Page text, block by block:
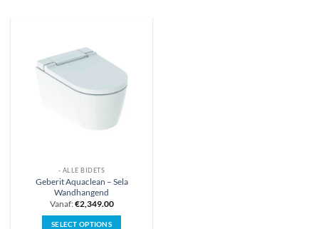
- ALLE BIDETS
Geberit Aquaclean – Sela
Wandhangend
Vanaf:€2,349.00
SELECT OPTIONS